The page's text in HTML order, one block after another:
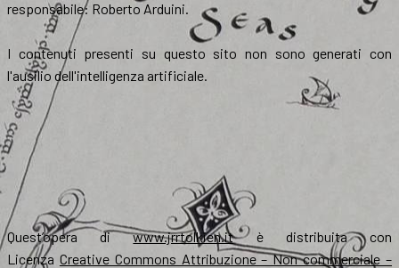
responsabile: Roberto Arduini.
I contenuti presenti su questo sito non sono generati con
l'ausilio dell'intelligenza artificiale.
Quest’opera diwww.jrrtolkien.itè distribuita con
Licenza Creative Commons Attribuzione – Non commerciale –